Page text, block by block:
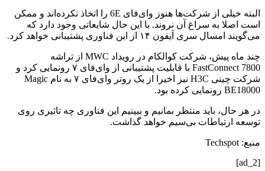
البته خیلی از شرکت‌ها هنوز وا‌ی‌فای 6E را اتخاذ نکرده‌اند و ممکن
است اصلا به سراغ آن نروند. با این حال شایعاتی وجود دارد که
می‌گویند امسال سری آیفون ۱۴ از این فناوری پشتیبانی خواهد کرد.
چند ماه پیش، شرکت کوالکام در رویداد MWC از تراشه
FastConnect 7800 با قابلیت پشتیبانی از وای‌فای ۷ رونمایی کرد و
شرکت چینی H3C نیز اخیرا از یک روتر وای‌فای ۷ به نام Magic
BE18000 رونمایی کرده بود.
در هر حال، باید منتظر بمانیم و ببینیم این فناوری چه تاثیری روی
توسعه ارتباطات بی‌سیم خواهد گذاشت.
منبع: Techspot
[ad_2]